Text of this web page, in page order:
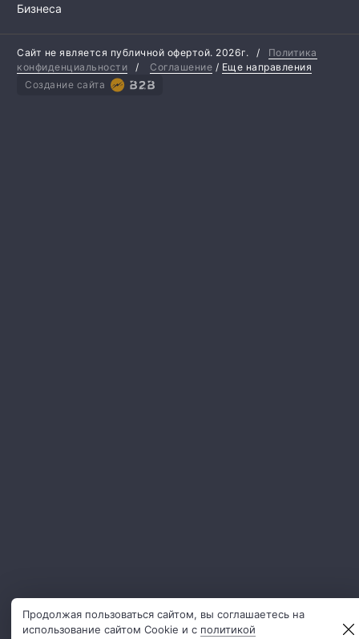
Бизнеса
Сайт не является публичной офертой. 2026г. /
Политика
конфиденциальности
/ Соглашение / Еще направления
Создание сайта
Продолжая пользоваться сайтом, вы соглашаетесь на
использование сайтом Cookie и с политикой